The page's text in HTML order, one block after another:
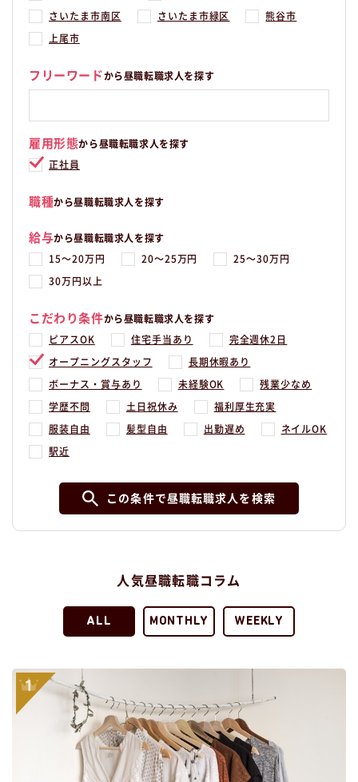
さいたま市南区 さいたま市緑区 熊谷市
上尾市
フリーワードから昼職転職求人を探す
雇用形態から昼職転職求人を探す
正社員
職種から昼職転職求人を探す
給与から昼職転職求人を探す
15〜20万円 20〜25万円 25〜30万円
30万円以上
こだわり条件から昼職転職求人を探す
ピアスOK 住宅手当あり 完全週休2日
オープニングスタッフ 長期休暇あり
ボーナス・賞与あり 未経験OK 残業少なめ
学歴不問 土日祝休み 福利厚生充実
服装自由 髪型自由 出勤遅め ネイルOK
駅近
この条件で昼職転職求人を検索
人気昼職転職コラム
ALL MONTHLY WEEKLY